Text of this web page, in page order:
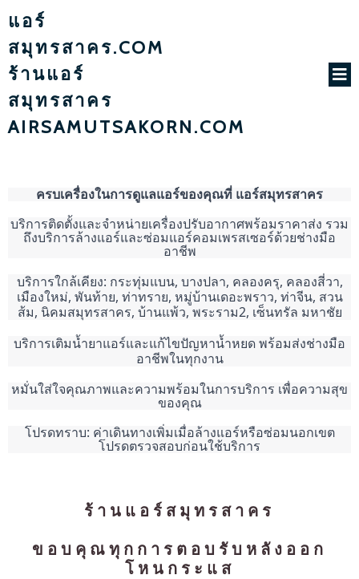
แอร์
สมุทรสาคร.COM
ร้านแอร์
สมุทรสาคร
AIRSAMUTSAKORN.COM
ครบเครื่องในการดูแลแอร์ของคุณที่ แอร์สมุทรสาคร
บริการติดตั้งและจำหน่ายเครื่องปรับอากาศพร้อมราคาส่ง รวม
ถึงบริการล้างแอร์และซ่อมแอร์คอมเพรสเซอร์ด้วยช่างมือ
อาชีพ
บริการใกล้เคียง: กระทุ่มแบน, บางปลา, คลองครุ, คลองสี่วา,
เมืองใหม่, พันท้าย, ท่าทราย, หมู่บ้านเดอะพราว, ท่าจีน, สวน
ส้ม, นิคมสมุทรสาคร, บ้านแพ้ว, พระราม2, เซ็นทรัล มหาชัย
บริการเติมน้ำยาแอร์และแก้ไขปัญหาน้ำหยด พร้อมส่งช่างมือ
อาชีพในทุกงาน
หมั่นใส่ใจคุณภาพและความพร้อมในการบริการ เพื่อความสุข
ของคุณ
โปรดทราบ: ค่าเดินทางเพิ่มเมื่อล้างแอร์หรือซ่อมนอกเขต
โปรดตรวจสอบก่อนใช้บริการ
ร้านแอร์สมุทรสาคร
ขอบคุณทุกการตอบรับหลังออก
โหนกระแส